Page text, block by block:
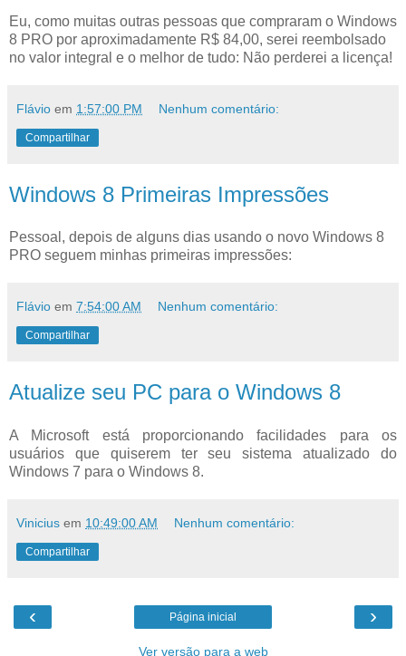
Eu, como muitas outras pessoas que compraram o Windows
8 PRO por aproximadamente R$ 84,00, serei reembolsado
no valor integral e o melhor de tudo: Não perderei a licença!
Flávio em 1:57:00 PM Nenhum comentário:
Compartilhar
Windows 8 Primeiras Impressões
Pessoal, depois de alguns dias usando o novo Windows 8
PRO seguem minhas primeiras impressões:
Flávio em 7:54:00 AM Nenhum comentário:
Compartilhar
Atualize seu PC para o Windows 8
A Microsoft está proporcionando facilidades para os
usuários que quiserem ter seu sistema atualizado do
Windows 7 para o Windows 8.
Vinicius em 10:49:00 AM Nenhum comentário:
Compartilhar
‹ ›
Página inicial
Ver versão para a web